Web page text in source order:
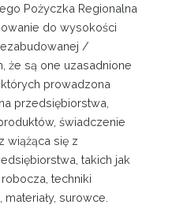
Pożyczka Regionalna
do wysokości
/
że są one uzasadnione
prowadzona
przedsiębiorstwa,
świadczenie
wiążąca się z
takich jak
techniki
surowce.